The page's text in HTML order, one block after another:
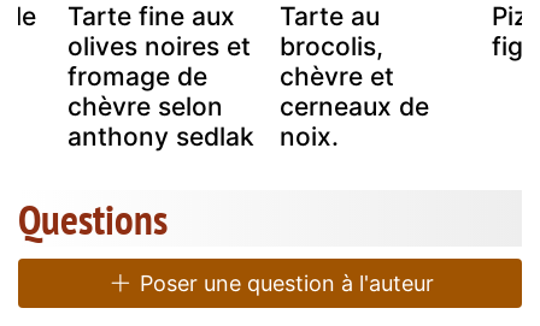
Tarte fine aux
olives noires et
fromage de
chèvre selon
anthony sedlak
Tarte au
brocolis,
chèvre et
cerneaux de
noix.
Questions
Poser une question à l'auteur